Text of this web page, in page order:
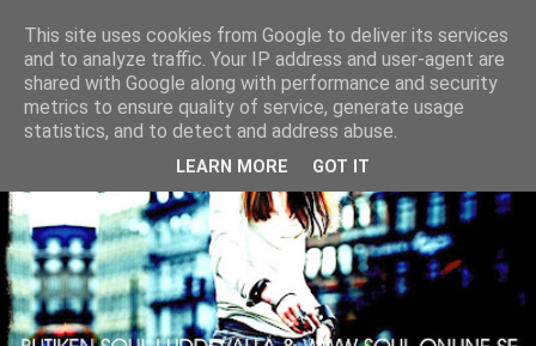
This site uses cookies from Google to deliver its services
and to analyze traffic. Your IP address and user-agent are
shared with Google along with performance and security
metrics to ensure quality of service, generate usage
statistics, and to detect and address abuse.
LEARN MORE GOT IT